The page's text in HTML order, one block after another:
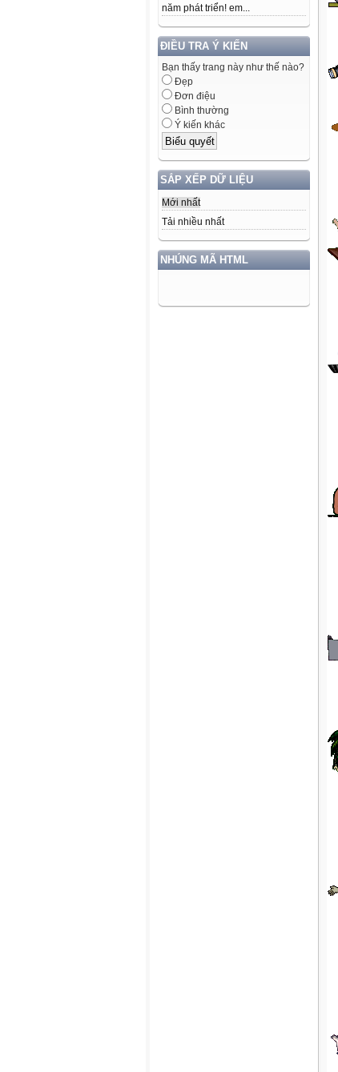
năm phát triển! em...
ĐIỀU TRA Ý KIẾN
Bạn thấy trang này như thế nào?
Đẹp
Đơn điệu
Bình thường
Ý kiến khác
SẮP XẾP DỮ LIỆU
Mới nhất
Tải nhiều nhất
NHÚNG MÃ HTML